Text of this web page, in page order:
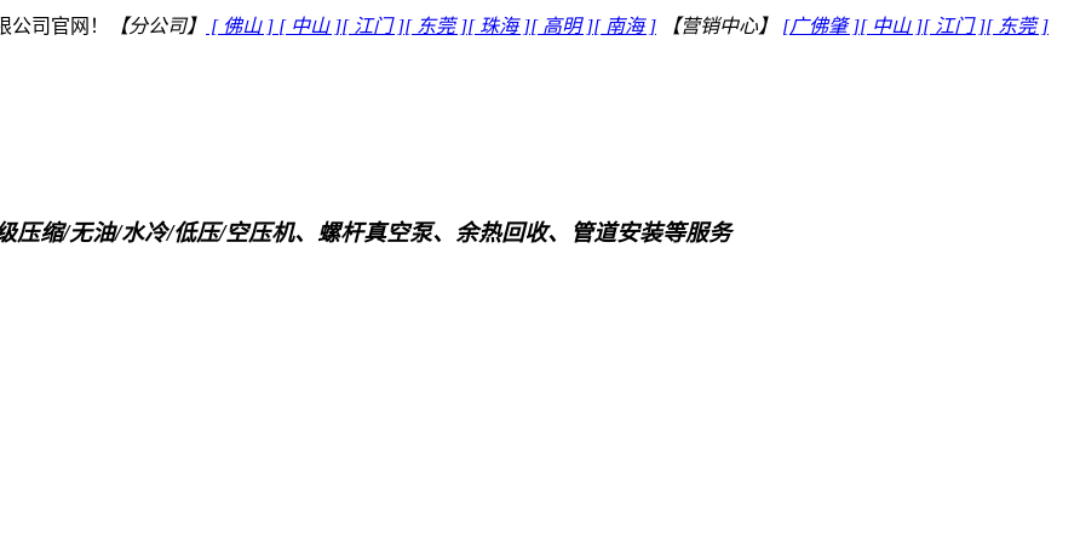
司官网！ 【分公司】 [ 佛山 ] [ 中山 ][ 江门 ][ 东莞 ][ 珠海 ][ 高明 ][ 南海 ] 【营销中心】 [广佛肇 ][ 中山 ][ 江门 ][ 东莞 ]
压缩/无油/水冷/低压/空压机、螺杆真空泵、余热回收、管道安装等服务